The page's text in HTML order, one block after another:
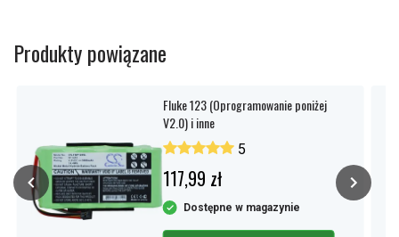
Produkty powiązane
Fluke 123 (Oprogramowanie poniżej
V2.0) i inne
5
117,99 zł
Dostępne w magazynie